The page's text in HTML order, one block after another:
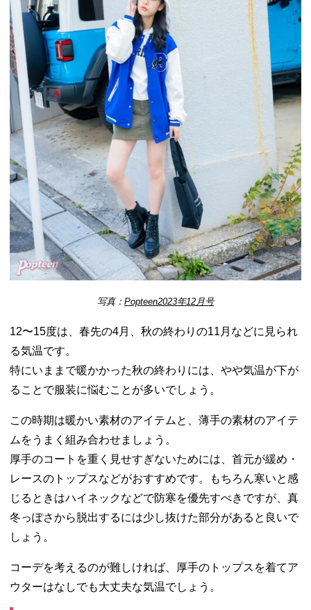
写真： Popteen2023年12月号
12〜15度は、春先の4月、秋の終わりの11月などに見られ
る気温です。
特にいままで暖かかった秋の終わりには、やや気温が下が
ることで服装に悩むことが多いでしょう。
この時期は暖かい素材のアイテムと、薄手の素材のアイテ
ムをうまく組み合わせましょう。
厚手のコートを重く見せすぎないためには、首元が緩め・
レースのトップスなどがおすすめです。もちろん寒いと感
じるときはハイネックなどで防寒を優先すべきですが、真
冬っぽさから脱出するには少し抜けた部分があると良いで
しょう。
コーデを考えるのが難しければ、厚手のトップスを着てア
ウターはなしでも大丈夫な気温でしょう。